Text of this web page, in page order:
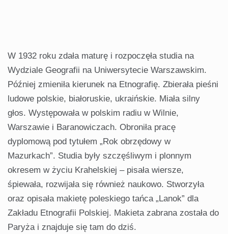
W 1932 roku zdała maturę i rozpoczęła studia na
Wydziale Geografii na Uniwersytecie Warszawskim.
Później zmieniła kierunek na Etnografię. Zbierała pieśni
ludowe polskie, białoruskie, ukraińskie. Miała silny
głos. Występowała w polskim radiu w Wilnie,
Warszawie i Baranowiczach. Obroniła pracę
dyplomową pod tytułem „Rok obrzędowy w
Mazurkach”. Studia były szczęśliwym i plonnym
okresem w życiu Krahelskiej – pisała wiersze,
śpiewała, rozwijała się również naukowo. Stworzyła
oraz opisała makietę poleskiego tańca „Lanok” dla
Zakładu Etnografii Polskiej. Makieta zabrana została do
Paryża i znajduje się tam do dziś.